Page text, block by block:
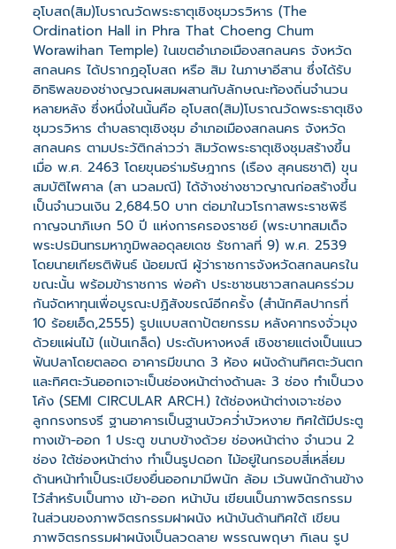
อุโบสถ(สิม)โบราณวัดพระธาตุเชิงชุมวรวิหาร (The
Ordination Hall in Phra That Choeng Chum
Worawihan Temple) ในเขตอำเภอเมืองสกลนคร จังหวัด
สกลนคร ได้ปรากฏอุโบสถ หรือ สิม ในภาษาอีสาน ซึ่งได้รับ
อิทธิพลของช่างญวณผสมผสานกับลักษณะท้องถิ่นจำนวน
หลายหลัง ซึ่งหนึ่งในนั้นคือ อุโบสถ(สิม)โบราณวัดพระธาตุเชิง
ชุมวรวิหาร ตำบลธาตุเชิงชุม อำเภอเมืองสกลนคร จังหวัด
สกลนคร ตามประวัติกล่าวว่า สิมวัดพระธาตุเชิงชุมสร้างขึ้น
เมื่อ พ.ศ. 2463 โดยขุนอร่ามรัษฎากร (เรือง สุคนธชาติ) ขุน
สมบัติไพศาล (สา นวลมณี) ได้จ้างช่างชาวญาณก่อสร้างขึ้น
เป็นจำนวนเงิน 2,684.50 บาท ต่อมาในวโรกาสพระราชพิธี
กาญจนาภิเษก 50 ปี แห่งการครองราชย์ (พระบาทสมเด็จ
พระปรมินทรมหาภูมิพลอดุลยเดช รัชกาลที่ 9) พ.ศ. 2539
โดยนายเกียรติพันธ์ น้อยมณี ผู้ว่าราชการจังหวัดสกลนครใน
ขณะนั้น พร้อมข้าราชการ พ่อค้า ประชาชนชาวสกลนครร่วม
กันจัดหาทุนเพื่อบูรณะปฏิสังขรณ์อีกครั้ง (สำนักศิลปากรที่
10 ร้อยเอ็ด,2555) รูปแบบสถาปัตยกรรม หลังคาทรงจั่วมุง
ด้วยแผ่นไม้ (แป้นเกล็ด) ประดับหางหงส์ เชิงชายแต่งเป็นแนว
ฟันปลาโดยตลอด อาคารมีขนาด 3 ห้อง ผนังด้านทิศตะวันตก
และทิศตะวันออกเจาะเป็นช่องหน้าต่างด้านละ 3 ช่อง ทำเป็นวง
โค้ง (SEMI CIRCULAR ARCH.) ใต้ช่องหน้าต่างเจาะช่อง
ลูกกรงทรงรี ฐานอาคารเป็นฐานบัวคว่ำบัวหงาย ทิศใต้มีประตู
ทางเข้า-ออก 1 ประตู ขนาบข้างด้วย ช่องหน้าต่าง จำนวน 2
ช่อง ใต้ช่องหน้าต่าง ทำเป็นรูปดอก ไม้อยู่ในกรอบสี่เหลี่ยม
ด้านหน้าทำเป็นระเบียงยื่นออกมามีพนัก ล้อม เว้นพนักด้านข้าง
ไว้สำหรับเป็นทาง เข้า-ออก หน้าบัน เขียนเป็นภาพจิตรกรรม
ในส่วนของภาพจิตรกรรมฝาผนัง หน้าบันด้านทิศใต้ เขียน
ภาพจิตรกรรมฝาผนังเป็นลวดลาย พรรณพฤษา กิเลน รูป